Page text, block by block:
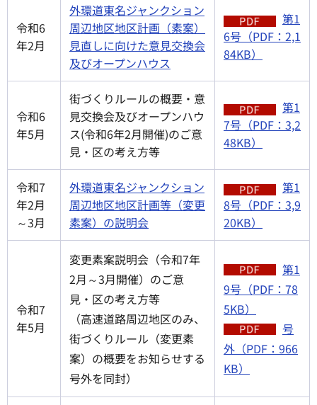
令和6
年2月
外環道東名ジャンクション
周辺地区地区計画（素案）
見直しに向けた意見交換会
及びオープンハウス
第1
6号（PDF：2,1
84KB）
令和6
年5月
街づくりルールの概要・意
見交換会及びオープンハウ
ス(令和6年2月開催)のご意
見・区の考え方等
第1
7号（PDF：3,2
48KB）
令和7
年2月
～3月
外環道東名ジャンクション
周辺地区地区計画等（変更
素案）の説明会
第1
8号（PDF：3,9
20KB）
令和7
年5月
変更素案説明会（令和7年
2月～3月開催）のご意
見・区の考え方等
（高速道路周辺地区のみ、
街づくりルール（変更素
案）の概要をお知らせする
号外を同封）
第1
9号（PDF：78
5KB）
号
外（PDF：966
KB）